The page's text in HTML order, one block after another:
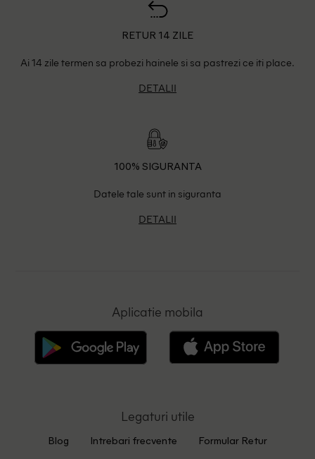
RETUR 14 ZILE
Ai 14 zile termen sa probezi hainele si sa pastrezi ce iti place.
DETALII
100% SIGURANTA
Datele tale sunt in siguranta
DETALII
Aplicatie mobila
Legaturi utile
Blog Intrebari frecvente Formular Retur